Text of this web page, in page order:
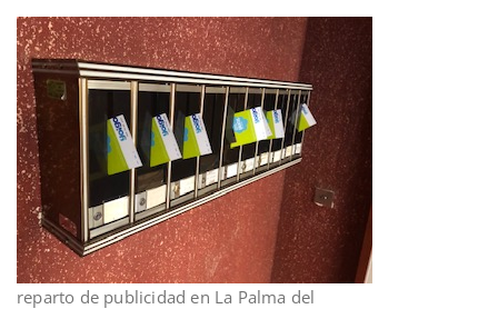
reparto de publicidad en La Palma del